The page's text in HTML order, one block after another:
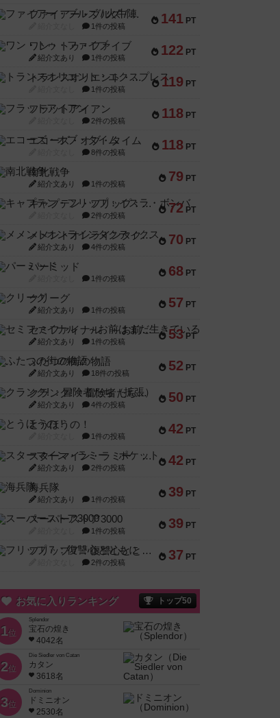
141 PT
ファイアー・ブルズ / 火牛陣
1件の投稿
122 PT
ワン・トゥ・ファイブ
紹介文あり 1件の投稿
119 PT
トランスオリエント・エクスプレス
1件の投稿
118 PT
フラットアイアン
2件の投稿
118 PT
エコーズ・オブ・タイム
8件の投稿
79 PT
南北戦争
紹介文あり 1件の投稿
72 PT
キャプテン・フリップ：イスラ・ボンバ
2件の投稿
70 PT
メメントオンラインタクティクス
紹介文あり 4件の投稿
68 PT
パーミッド
1件の投稿
57 PT
クリーグ
紹介文あり 1件の投稿
53 PT
セミファイナル ～お前はまだ生きている～
紹介文あり 1件の投稿
52 PT
ふたつの街の物語
紹介文あり 18件の投稿
50 PT
クランク! ：冒険者たち（拡張）
紹介文あり 4件の投稿
42 PT
とうほうの！
1件の投稿
42 PT
スターマイン・ラミー ポケット
紹介文あり 2件の投稿
39 PT
海兵隊
紹介文あり 1件の投稿
39 PT
スーパーストア3000
1件の投稿
37 PT
フリップ７：復讐心とともに
2件の投稿
お気に入りランキング トップ50
1位
Splendor
宝石の煌き
4042名
2位
Die Siedler von Catan
カタン
3618名
3位
Dominion
ドミニオン
2530名